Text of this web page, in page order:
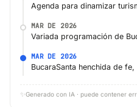
Agenda para dinamizar
MAR DE 2026
Variada programación de
MAR DE 2026
BucaraSanta henchida de
✨ Generado con IA · puede contener